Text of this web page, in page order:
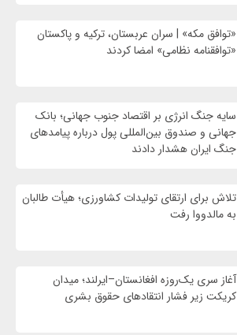
«توافق مکه» | سران عربستان، ترکیه و پاکستان
«توافقنامه نظامی» امضا کردند
سایه جنگ انرژی بر اقتصاد جنوب جهانی؛ بانک
جهانی و صندوق بین‌المللی پول درباره پیامدهای
جنگ ایران هشدار دادند
تلاش برای ارتقای تولیدات کشاورزی؛ هیأت طالبان
به مالدووا رفت
آغاز سری یک‌روزه افغانستان–ایرلند؛ میدان
کریکت زیر فشار انتقادهای حقوق بشری